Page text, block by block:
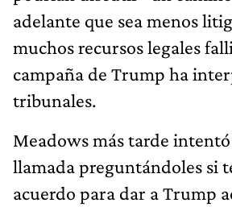
adelante que sea menos
muchos recursos legales
campaña de Trump ha
tribunales.
Meadows más tarde
llamada preguntándoles si
acuerdo para dar a Trump